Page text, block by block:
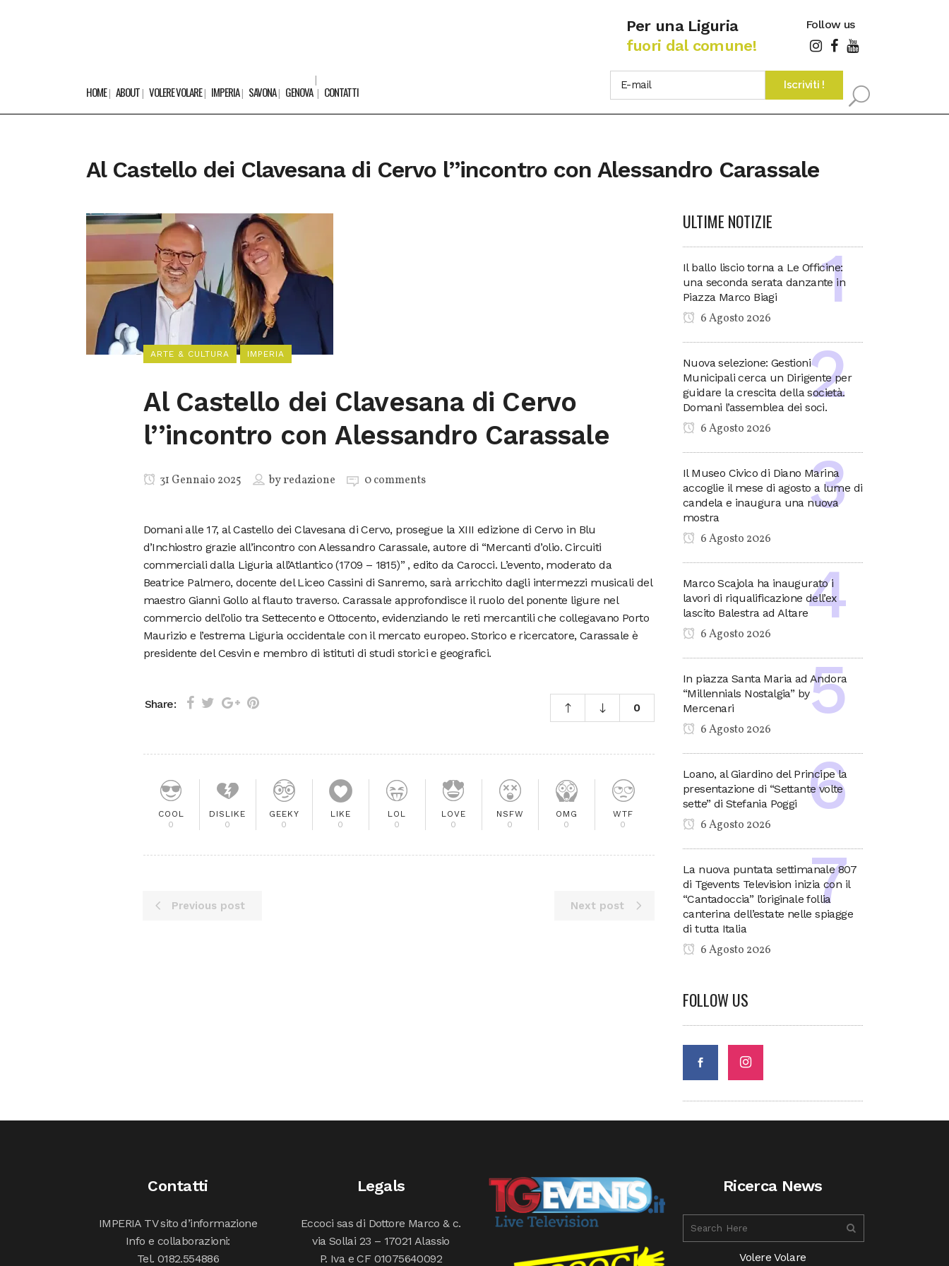
Per una Liguria
fuori dal comune!
Follow us
HOME ABOUT VOLERE VOLARE IMPERIA SAVONA GENOVA CONTATTI
Al Castello dei Clavesana di Cervo l’’incontro con Alessandro Carassale
ARTE & CULTURA IMPERIA
Al Castello dei Clavesana di Cervo
l’’incontro con Alessandro Carassale
31 Gennaio 2025 byredazione 0 comments
Domani alle 17, al Castello dei Clavesana di Cervo, prosegue la XIII edizione di Cervo in Blu
d’Inchiostro grazie all’incontro con Alessandro Carassale, autore di “Mercanti d’olio. Circuiti
commerciali dalla Liguria all’Atlantico (1709 – 1815)” , edito da Carocci. L’evento, moderato da
Beatrice Palmero, docente del Liceo Cassini di Sanremo, sarà arricchito dagli intermezzi musicali del
maestro Gianni Gollo al flauto traverso. Carassale approfondisce il ruolo del ponente ligure nel
commercio dell’olio tra Settecento e Ottocento, evidenziando le reti mercantili che collegavano Porto
Maurizio e l’estrema Liguria occidentale con il mercato europeo. Storico e ricercatore, Carassale è
presidente del Cesvin e membro di istituti di studi storici e geografici.
Share: 0
COOL
0
DISLIKE
0
GEEKY
0
LIKE
0
LOL
0
LOVE
0
NSFW
0
OMG
0
WTF
0
Previous post Next post
ULTIME NOTIZIE
Il ballo liscio torna a Le Officine:
una seconda serata danzante in
Piazza Marco Biagi
6 Agosto 2026
Nuova selezione: Gestioni
Municipali cerca un Dirigente per
guidare la crescita della società.
Domani l’assemblea dei soci.
6 Agosto 2026
Il Museo Civico di Diano Marina
accoglie il mese di agosto a lume di
candela e inaugura una nuova
mostra
6 Agosto 2026
Marco Scajola ha inaugurato i
lavori di riqualificazione dell’ex
lascito Balestra ad Altare
6 Agosto 2026
In piazza Santa Maria ad Andora
“Millennials Nostalgia” by
Mercenari
6 Agosto 2026
Loano, al Giardino del Principe la
presentazione di “Settante volte
sette” di Stefania Poggi
6 Agosto 2026
La nuova puntata settimanale 807
di Tgevents Television inizia con il
“Cantadoccia” l’originale follia
canterina dell’estate nelle spiagge
di tutta Italia
6 Agosto 2026
FOLLOW US
Contatti
IMPERIA TV sito d’informazione
Info e collaborazioni:
Tel. 0182.554886
Legals
Eccoci sas di Dottore Marco & c.
via Sollai 23 – 17021 Alassio
P. Iva e CF 01075640092
Ricerca News
Volere Volare